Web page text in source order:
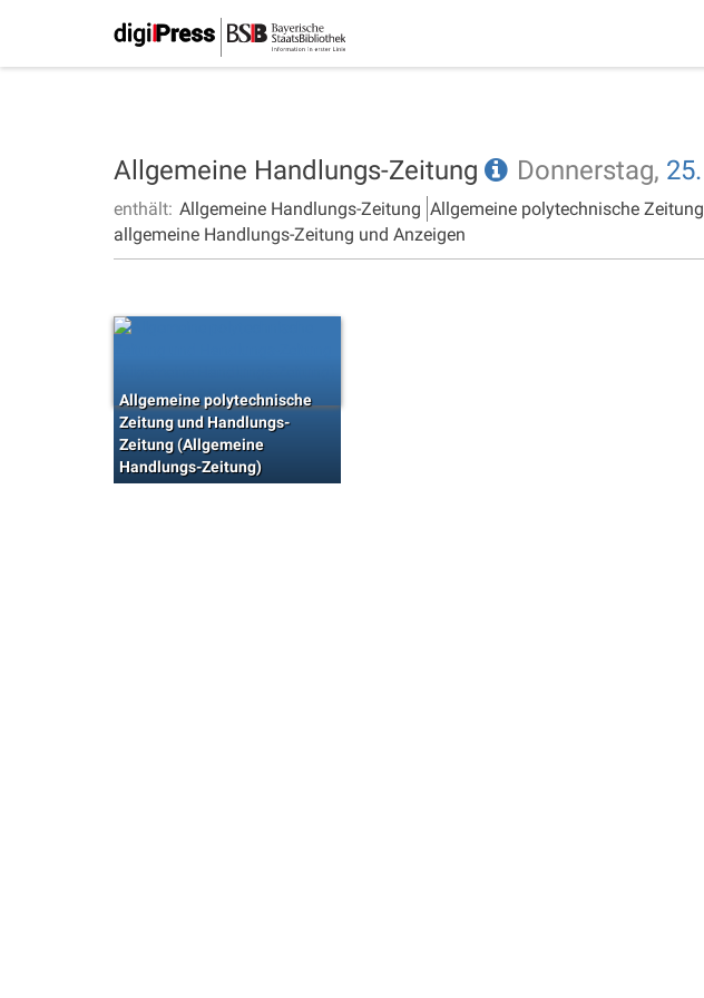
Allgemeine Handlungs-Zeitung Donnerstag, 25.
enthält: Allgemeine Handlungs-Zeitung Allgemeine polytechnische Zeitung
allgemeine Handlungs-Zeitung und Anzeigen
Allgemeine polytechnische
Zeitung und Handlungs-
Zeitung (Allgemeine
Handlungs-Zeitung)